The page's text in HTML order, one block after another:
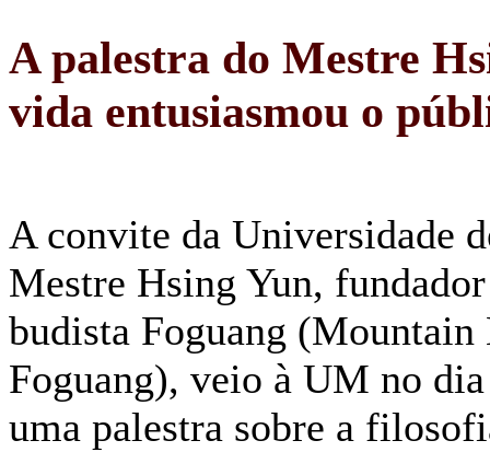
A palestra do Mestre
vida entusiasmou o
A convite da Universidade
Mestre Hsing Yun,
budista Foguang (Mountain
Foguang), veio à UM no
uma palestra sobre a